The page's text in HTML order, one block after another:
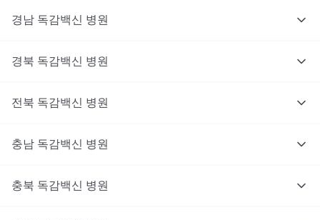
경남 독감백신 병원
경북 독감백신 병원
전북 독감백신 병원
충남 독감백신 병원
충북 독감백신 병원